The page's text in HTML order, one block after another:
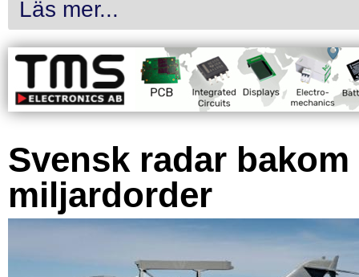
Läs mer...
Svensk radar bakom
miljardorder